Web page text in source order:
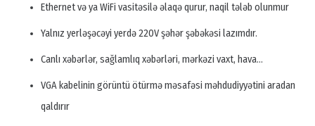
Ethernet və ya WiFi vasitəsilə əlaqə qurur, naqil tələb olunmur
Yalnız yerləşəcəyi yerdə 220V şəhər şəbəkəsi lazımdır.
Canlı xəbərlər, sağlamlıq xəbərləri, mərkəzi vaxt, hava…
VGA kabelinin görüntü ötürmə məsafəsi məhdudiyyətini aradan
qaldırır